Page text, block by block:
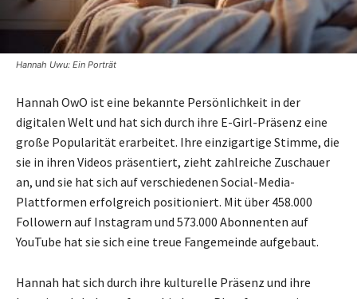
Hannah Uwu: Ein Porträt
Hannah OwO ist eine bekannte Persönlichkeit in der
digitalen Welt und hat sich durch ihre E-Girl-Präsenz eine
große Popularität erarbeitet. Ihre einzigartige Stimme, die
sie in ihren Videos präsentiert, zieht zahlreiche Zuschauer
an, und sie hat sich auf verschiedenen Social-Media-
Plattformen erfolgreich positioniert. Mit über 458.000
Followern auf Instagram und 573.000 Abonnenten auf
YouTube hat sie sich eine treue Fangemeinde aufgebaut.
Hannah hat sich durch ihre kulturelle Präsenz und ihre